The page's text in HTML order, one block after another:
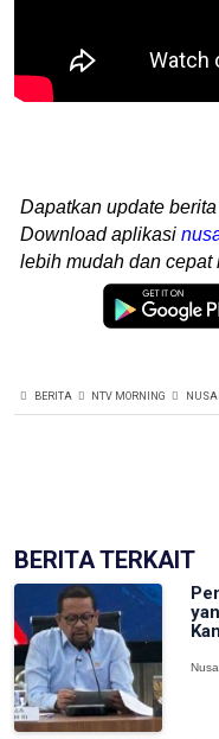
Dapatkan update
Download aplikasi
lebih mudah dan cepat
BERITA NTV MORNING
BERITA TERKAIT